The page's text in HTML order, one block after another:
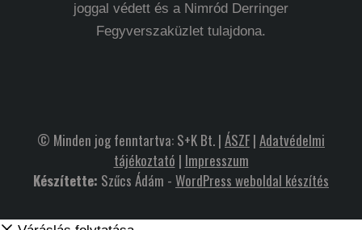
joggal védett és a Nimród Derringer
Fegyverszaküzlet tulajdona.
© Minden jog fenntartva: S+K Bt. | ÁSZF| Adatvédelmi
tájékoztató | Impresszum
Készítette: Szűcs Ádám - WordPress weboldal készítés